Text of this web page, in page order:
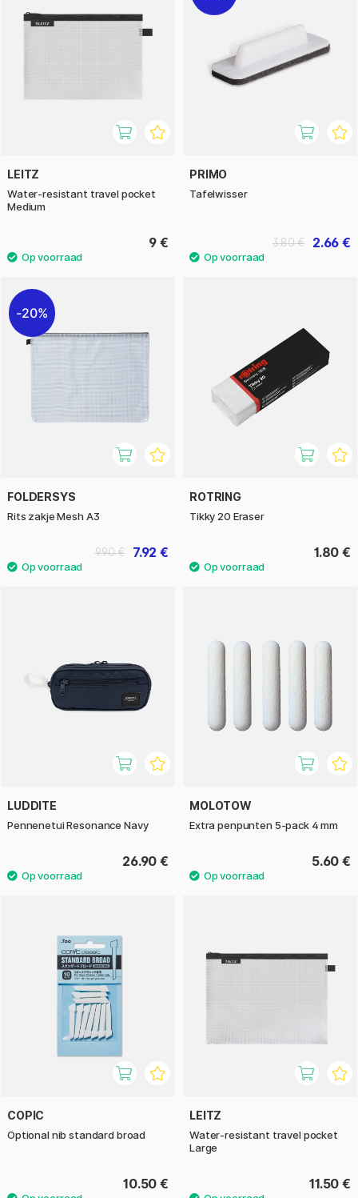
LEITZ
Water-resistant travel pocket
Medium
9 €
PRIMO
Tafelwisser
2.66 €
3.80 €
20%
FOLDERSYS
Rits zakje Mesh A3
7.92 €
9.90 €
ROTRING
Tikky 20 Eraser
1.80 €
LUDDITE
Pennenetui Resonance Navy
26.90 €
MOLOTOW
Extra penpunten 5-pack 4 mm
5.60 €
COPIC
Optional nib standard broad
10.50 €
LEITZ
Water-resistant travel pocket
Large
11.50 €